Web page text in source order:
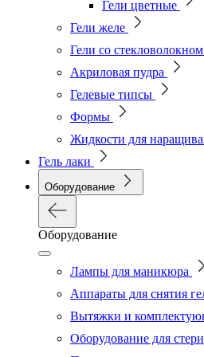
Гели цветные
Гели желе
Гели со стекловолокном
Акриловая пудра
Гелевые типсы
Формы
Жидкости для
Гель лаки
Оборудование
Оборудование
Лампы для маникюра
Аппараты для снятия
Вытяжки и
Оборудование для